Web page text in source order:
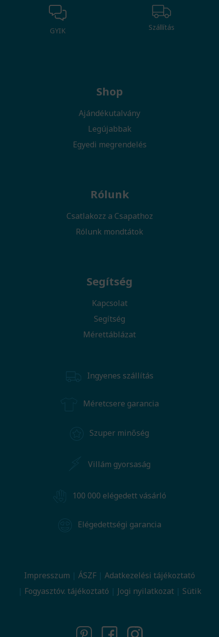
GYIK Szállítás
Shop
Ajándékutalvány
Legújabbak
Egyedi megrendelés
Rólunk
Csatlakozz a Csapathoz
Rólunk mondtátok
Segítség
Kapcsolat
Segítség
Mérettáblázat
Ingyenes szállítás
Méretcsere garancia
Szuper minőség
Villám gyorsaság
100 000 elégedett vásárló
Elégedettségi garancia
Impresszum ÁSZF
Adatkezelési tájékoztató
Fogyasztóv. tájékoztató
Jogi nyilatkozat Sütik